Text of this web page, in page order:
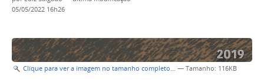
05/05/2022 16h26
Clique para ver a imagem no tamanho completo… — Tamanho: 116KB